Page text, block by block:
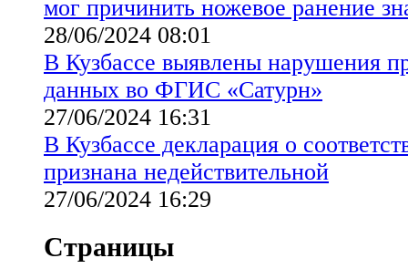
мог причинить ножевое ранение
28/06/2024 08:01
В Кузбассе выявлены нарушения
данных во ФГИС «Сатурн»
27/06/2024 16:31
В Кузбассе декларация о
признана недействительной
27/06/2024 16:29
Страницы